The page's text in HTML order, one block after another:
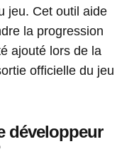
jeu. Cet outil aide
la progression
ajouté lors de la
officielle du jeu
développeur